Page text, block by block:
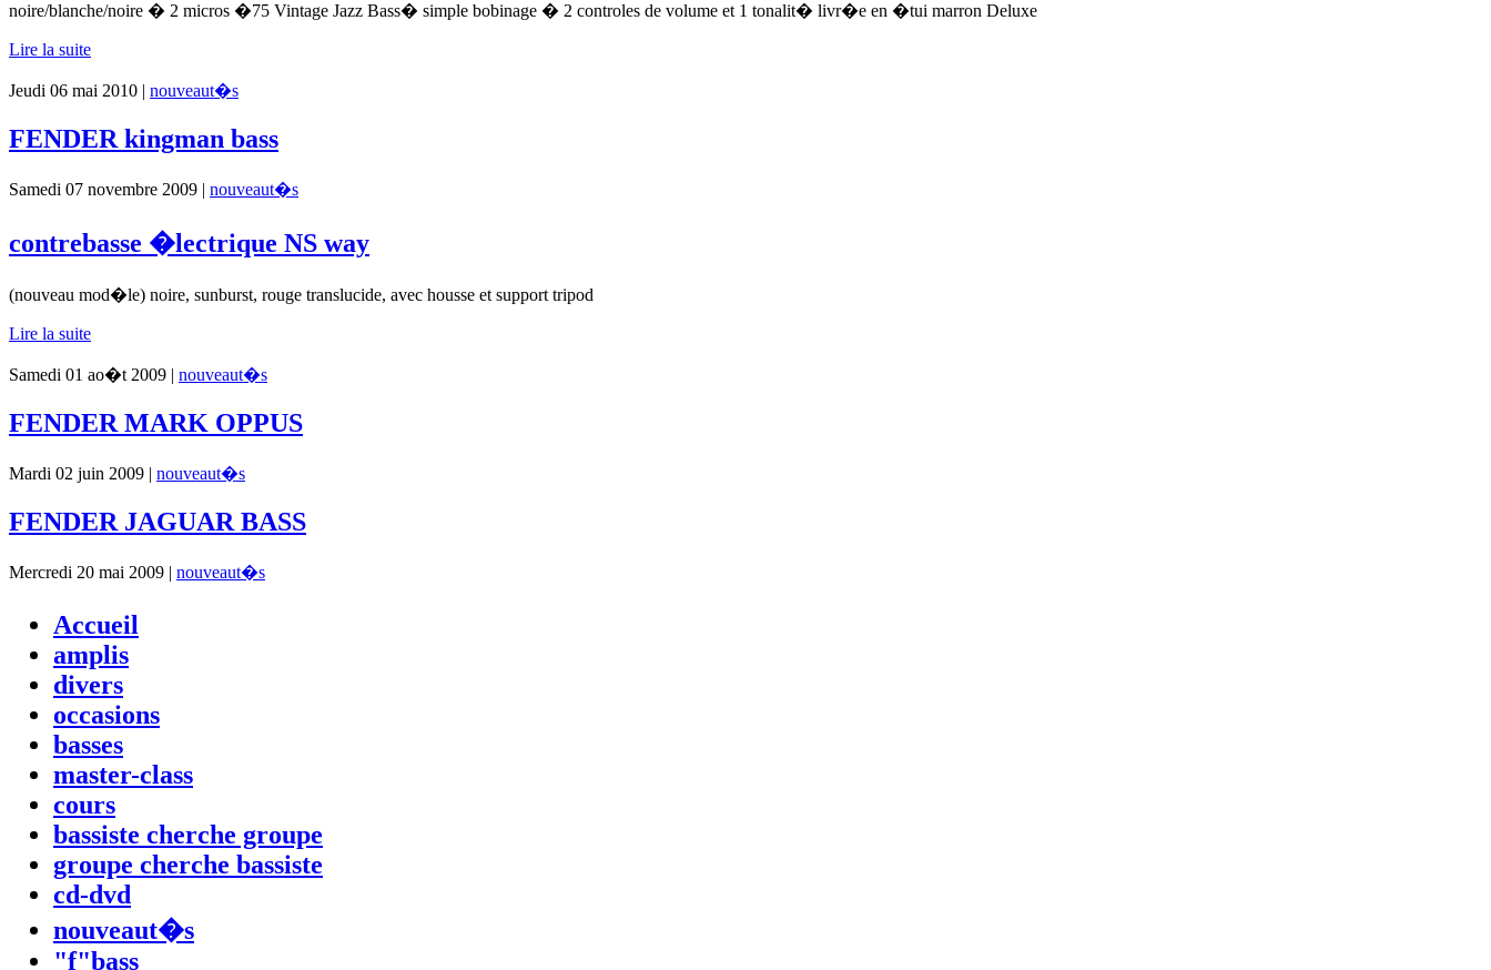
noire/blanche/noire � 2 micros �75 Vintage Jazz Bass� simple bobinage � 2 controles de volume et 1 tonalit� livr�e en �tui marron Deluxe
Lire la suite
Jeudi 06 mai 2010 | nouveaut�s
FENDER kingman bass
Samedi 07 novembre 2009 | nouveaut�s
contrebasse �lectrique NS way
(nouveau mod�le) noire, sunburst, rouge translucide, avec housse et support tripod
Lire la suite
Samedi 01 ao�t 2009 | nouveaut�s
FENDER MARK OPPUS
Mardi 02 juin 2009 | nouveaut�s
FENDER JAGUAR BASS
Mercredi 20 mai 2009 | nouveaut�s
Accueil
amplis
divers
occasions
basses
master-class
cours
bassiste cherche groupe
groupe cherche bassiste
cd-dvd
nouveaut�s
"f"bass